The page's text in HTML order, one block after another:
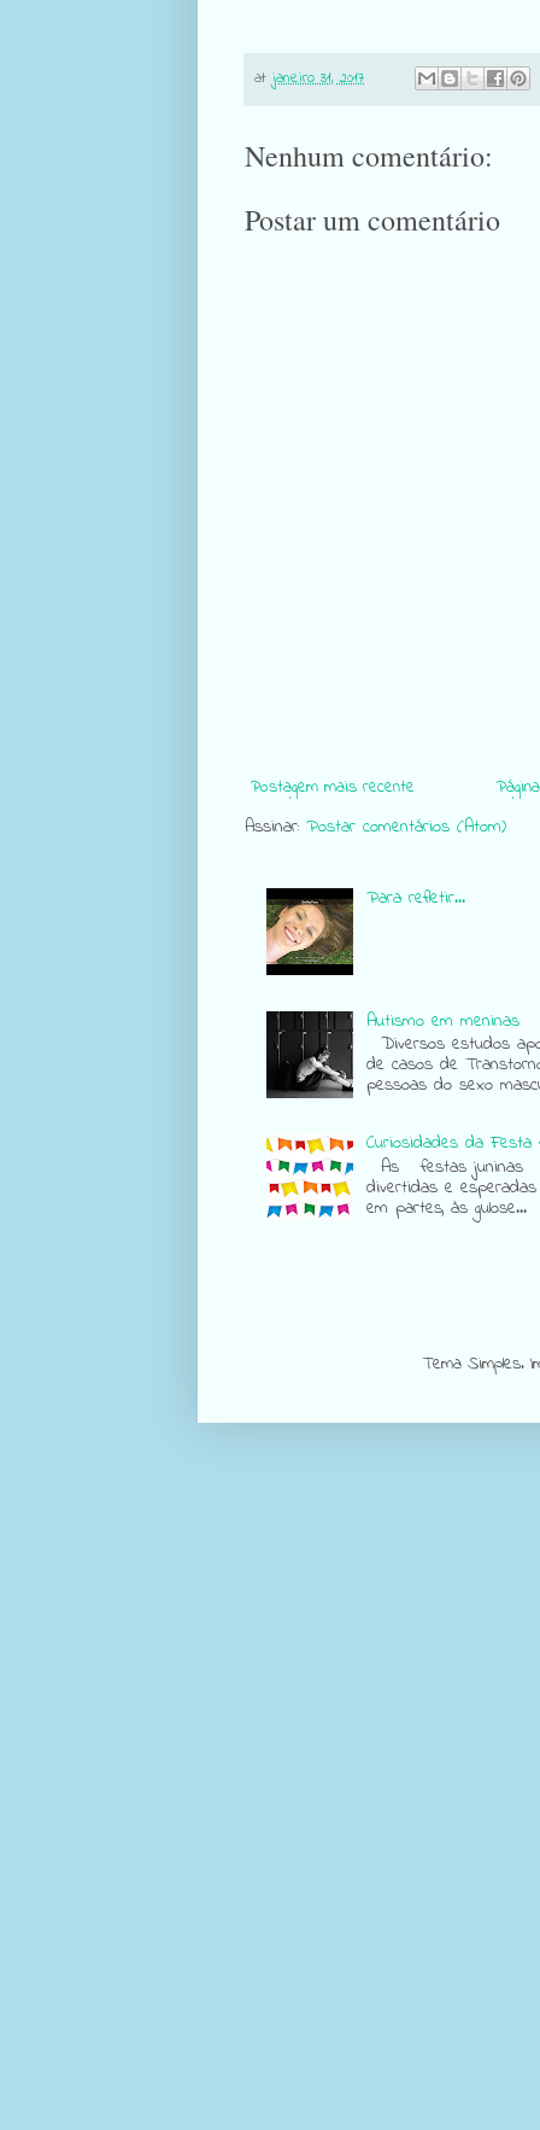
atjaneiro 31, 2017
Nenhum comentário:
Postar um comentário
Postagem mais recente
Assinar:Postar comentários (Atom)
Para refletir...
Autismo em meninas
Diversos estudos
de casos de
pessoas do sexo
Curiosidades da Festa
As festas juninas
divertidas e
em partes, às gulose...
Tema Simples.